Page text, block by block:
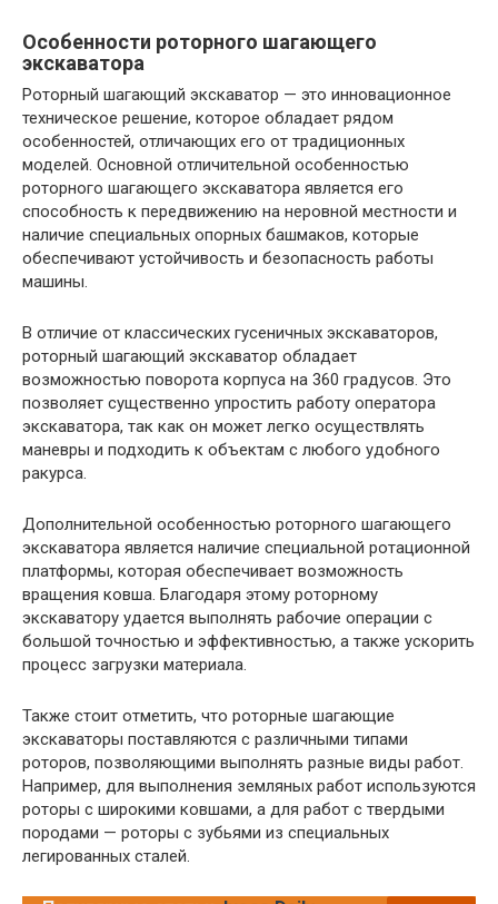
Особенности роторного шагающего
экскаватора
Роторный шагающий экскаватор — это инновационное
техническое решение, которое обладает рядом
особенностей, отличающих его от традиционных
моделей. Основной отличительной особенностью
роторного шагающего экскаватора является его
способность к передвижению на неровной местности и
наличие специальных опорных башмаков, которые
обеспечивают устойчивость и безопасность работы
машины.
В отличие от классических гусеничных экскаваторов,
роторный шагающий экскаватор обладает
возможностью поворота корпуса на 360 градусов. Это
позволяет существенно упростить работу оператора
экскаватора, так как он может легко осуществлять
маневры и подходить к объектам с любого удобного
ракурса.
Дополнительной особенностью роторного шагающего
экскаватора является наличие специальной ротационной
платформы, которая обеспечивает возможность
вращения ковша. Благодаря этому роторному
экскаватору удается выполнять рабочие операции с
большой точностью и эффективностью, а также ускорить
процесс загрузки материала.
Также стоит отметить, что роторные шагающие
экскаваторы поставляются с различными типами
роторов, позволяющими выполнять разные виды работ.
Например, для выполнения земляных работ используются
роторы с широкими ковшами, а для работ с твердыми
породами — роторы с зубьями из специальных
легированных сталей.